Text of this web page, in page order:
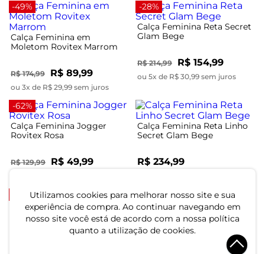
Utilizamos cookies para melhorar nosso site e sua
experiência de compra. Ao continuar navegando em
nosso site você está de acordo com a nossa política
quanto a utilização de cookies.
-49%
Calça Feminina em
Moletom Rovitex Marrom
R$ 174,99 R$ 89,99
ou 3x de R$ 29,99 sem juros
-28%
Calça Feminina Reta Secret
Glam Bege
R$ 214,99 R$ 154,99
ou 5x de R$ 30,99 sem juros
-62%
Calça Feminina Jogger
Rovitex Rosa
R$ 129,99 R$ 49,99
Calça Feminina Reta Linho
Secret Glam Bege
R$ 234,99
-31%
Calça Feminina Em Linho
Endless Rosa
-57%
Calça Feminina Legging
Ponto Roma Básica Endless